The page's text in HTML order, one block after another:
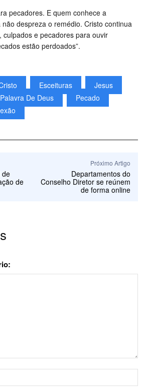
pecadores. E quem conhece a
despreza o remédio. Cristo continua
culpados e pecadores para ouvir
estão perdoados”.
Esceituras
Jesus
Palavra De Deus
Pecado
de
de
Próximo Artigo
Departamentos do
Conselho Diretor se reúnem
de forma online